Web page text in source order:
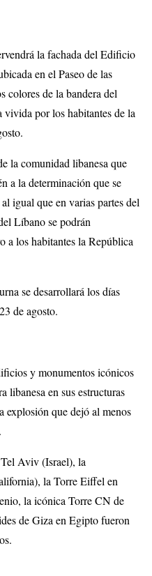
la fachada del Edificio
en el Paseo de las
colores de la bandera del
por los habitantes de la
la comunidad libanesa que
a la determinación que se
igual que en varias partes del
Líbano se podrán
a los habitantes la República
se desarrollará los días
de agosto.
y monumentos icónicos
libanesa en sus estructuras
explosión que dejó al menos
Aviv (Israel), la
la Torre Eiffel en
la icónica Torre CN de
de Giza en Egipto fueron